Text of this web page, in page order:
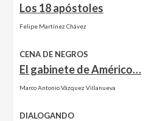
Los 18 apóstoles
Felipe Martínez Chávez
CENA DE NEGROS
El gabinete de Américo…
Marco Antonio Vázquez Villanueva
DIALOGANDO